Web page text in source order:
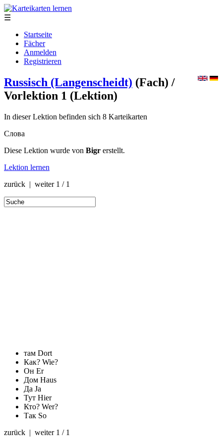
☰
Startseite
Fächer
Anmelden
Registrieren
Russisch (Langenscheidt) (Fach) /
Vorlektion 1 (Lektion)
In dieser Lektion befinden sich 8 Karteikarten
Слова
Diese Lektion wurde von Bigr erstellt.
Lektion lernen
zurück | weiter 1 / 1
там Dort
Как? Wie?
Он Er
Дом Haus
Да Ja
Тут Hier
Кто? Wer?
Так So
zurück | weiter 1 / 1